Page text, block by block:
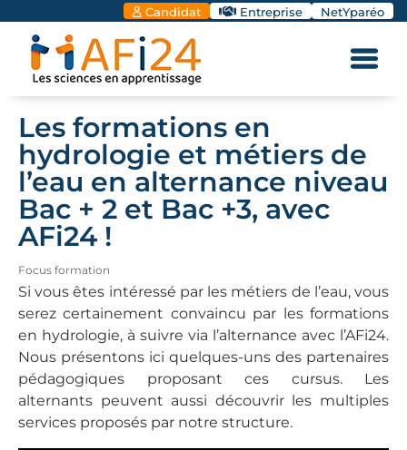
Candidat Entreprise NetYparéo
Les formations en
hydrologie et métiers de
l’eau en alternance niveau
Bac + 2 et Bac +3, avec
AFi24 !
Focus formation
Si vous êtes intéressé par les métiers de l’eau, vous
serez certainement convaincu par les formations
en hydrologie, à suivre via l’alternance avec l’AFi24.
Nous présentons ici quelques-uns des partenaires
pédagogiques proposant ces cursus. Les
alternants peuvent aussi découvrir les multiples
services proposés par notre structure.